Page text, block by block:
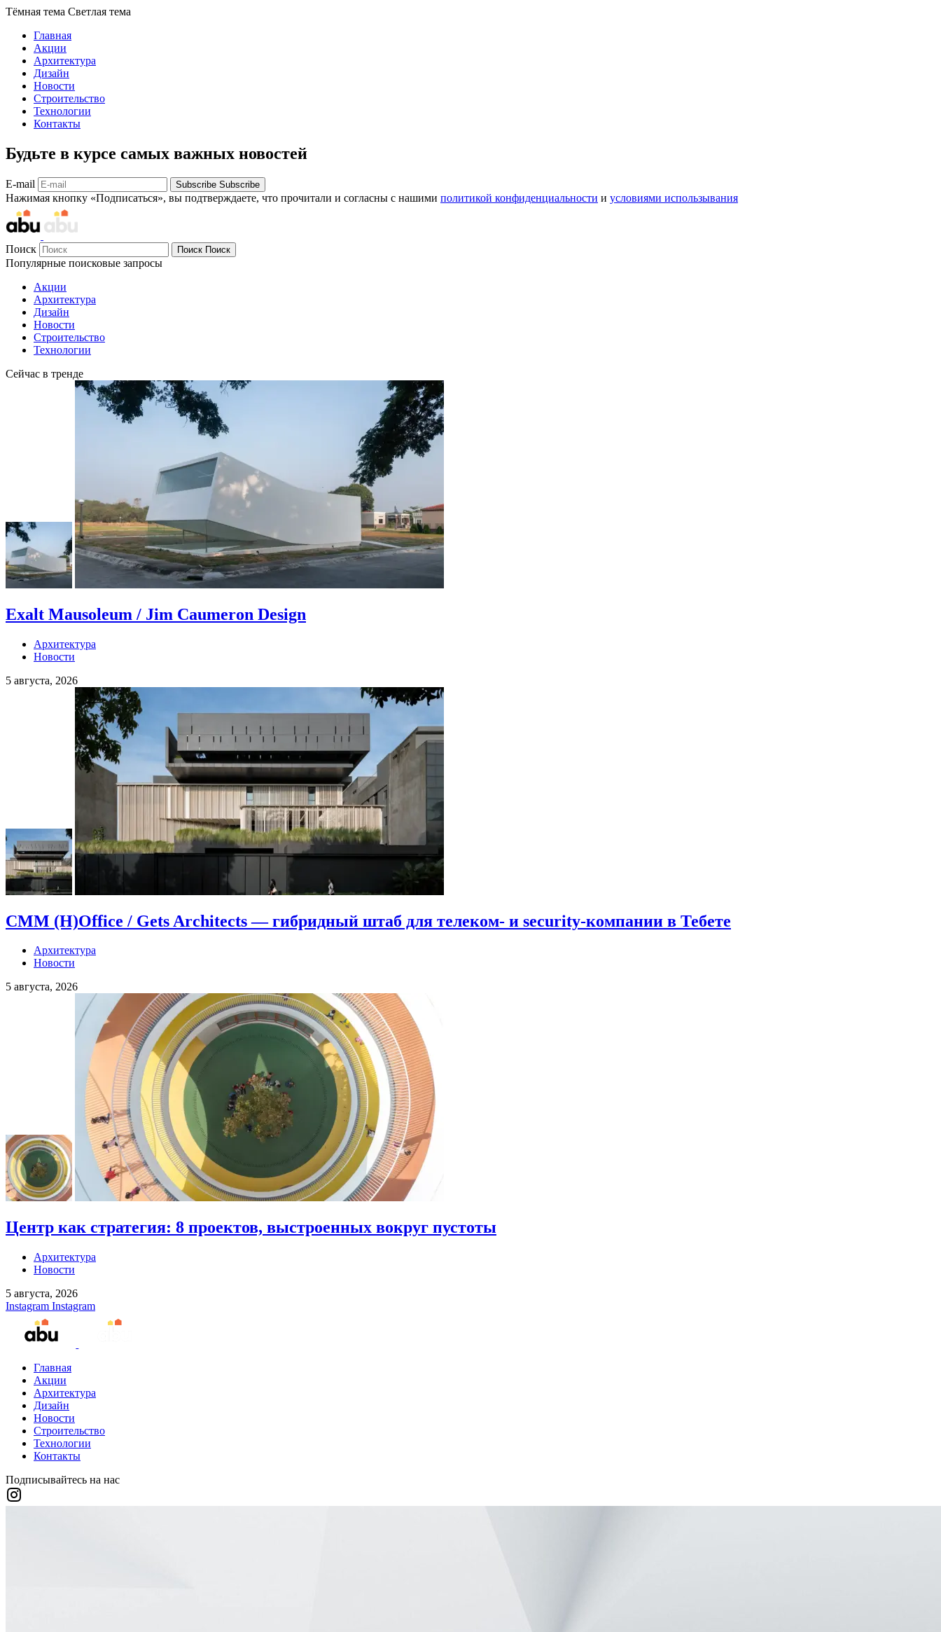
Тёмная тема Светлая тема
Главная
Акции
Архитектура
Дизайн
Новости
Строительство
Технологии
Контакты
Будьте в курсе самых важных новостей
E-mail Subscribe Subscribe
Нажимая кнопку «Подписаться», вы подтверждаете, что прочитали и согласны с нашими политикой конфиденциальности и условиями использывания
Поиск Поиск Поиск
Популярные поисковые запросы
Акции
Архитектура
Дизайн
Новости
Строительство
Технологии
Сейчас в тренде
Exalt Mausoleum / Jim Caumeron Design
Архитектура
Новости
5 августа, 2026
CMM (H)Office / Gets Architects — гибридный штаб для телеком- и security-компании в Тебете
Архитектура
Новости
5 августа, 2026
Центр как стратегия: 8 проектов, выстроенных вокруг пустоты
Архитектура
Новости
5 августа, 2026
Instagram Instagram
Главная
Акции
Архитектура
Дизайн
Новости
Строительство
Технологии
Контакты
Подписывайтесь на нас